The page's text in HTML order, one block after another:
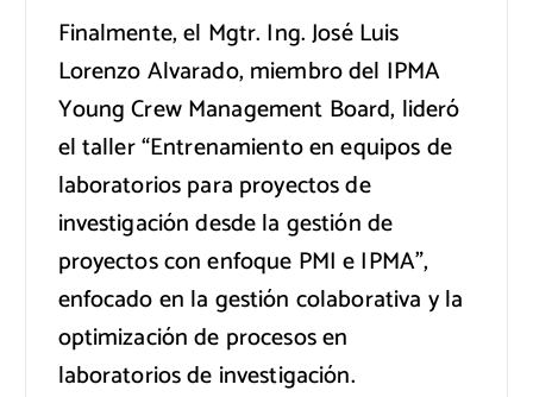
Finalmente, el Mgtr. Ing. José Luis
Lorenzo Alvarado, miembro del IPMA
Young Crew Management Board, lideró
el taller “Entrenamiento en equipos de
laboratorios para proyectos de
investigación desde la gestión de
proyectos con enfoque PMI e IPMA”,
enfocado en la gestión colaborativa y la
optimización de procesos en
laboratorios de investigación.